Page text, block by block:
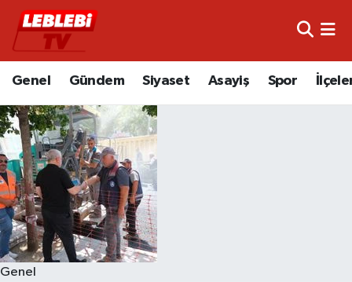
Genel Gündem Siyaset Asayiş Spor
Genel
Hava Durumu
Trafik Durumu
Süper Lig Puan Durumu ve Fikstür
Tüm Manşetler
Son Dakika Haberleri